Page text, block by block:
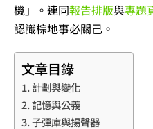
機」。連同報告排版與專題
認識棕地事必關己。
文章目錄
計劃與變化
記憶與公義
子彈庫與揚聲器